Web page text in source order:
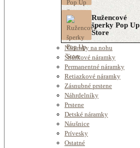
Ružencové
šperky Pop Up
Store
Náramky na nohu
Šnúrkové náramky
Permanentné náramky
Retiazkové náramky
Zásnubné prstene
Náhrdelníky
Prstene
Detské náramky
Náušnice
Prívesky
Ostatné